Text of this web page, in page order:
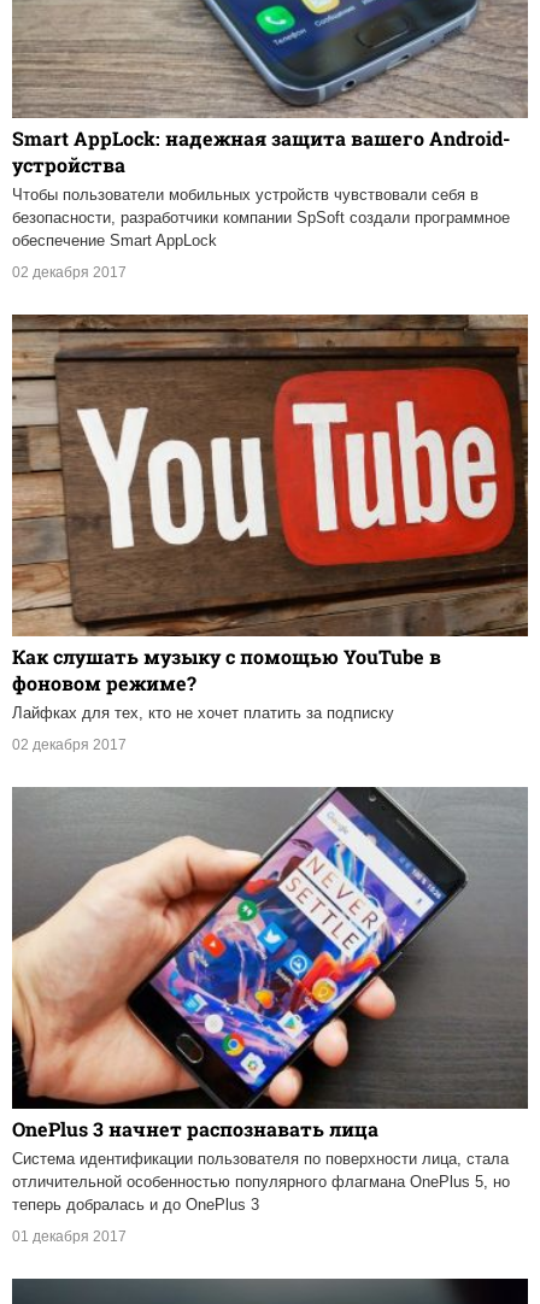
Smart AppLock: надежная защита вашего Android-
устройства
Чтобы пользователи мобильных устройств чувствовали себя в
безопасности, разработчики компании SpSoft создали программное
обеспечение Smart AppLock
02 декабря 2017
Как слушать музыку с помощью YouTube в
фоновом режиме?
Лайфках для тех, кто не хочет платить за подписку
02 декабря 2017
OnePlus 3 начнет распознавать лица
Система идентификации пользователя по поверхности лица, стала
отличительной особенностью популярного флагмана OnePlus 5, но
теперь добралась и до OnePlus 3
01 декабря 2017